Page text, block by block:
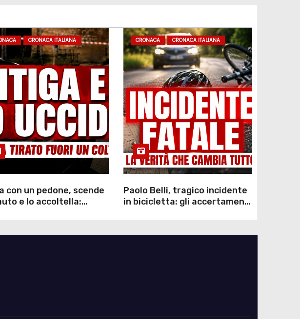
CRONACA ITALIANA
con un pedone, scende
e lo accoltella:
CRONACA CRONACA ITALIANA
Paolo Belli, tragico incidente
in bicicletta: gli accertamenti
chiarire